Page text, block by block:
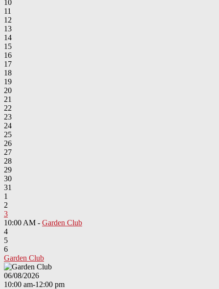
10
11
12
13
14
15
16
17
18
19
20
21
22
23
24
25
26
27
28
29
30
31
1
2
3
10:00 AM - Garden Club
4
5
6
Garden Club
06/08/2026
10:00 am-12:00 pm